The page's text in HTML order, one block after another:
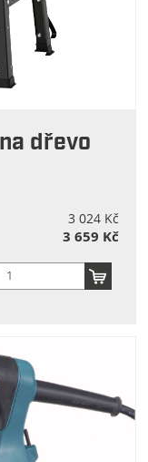
dřevo
3 024 Kč
3 659 Kč